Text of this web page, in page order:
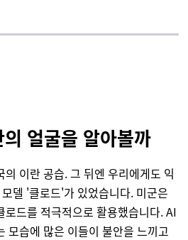
얼굴을 알아볼까
이란 공습. 그 뒤엔 우리에게도 익
델 '클로드'가 있었습니다. 미군은
드를 적극적으로 활용했습니다. AI
모습에 많은 이들이 불안을 느끼고